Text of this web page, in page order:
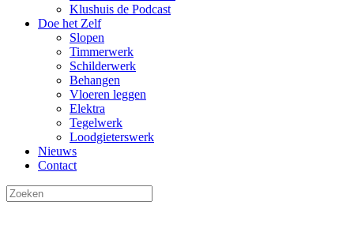
Klushuis de Podcast
Doe het Zelf
Slopen
Timmerwerk
Schilderwerk
Behangen
Vloeren leggen
Elektra
Tegelwerk
Loodgieterswerk
Nieuws
Contact